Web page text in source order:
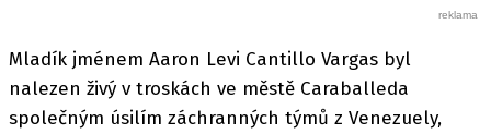
Mladík jménem Aaron Levi Cantillo Vargas byl
nalezen živý v troskách ve městě Caraballeda
společným úsilím záchranných týmů z Venezuely,